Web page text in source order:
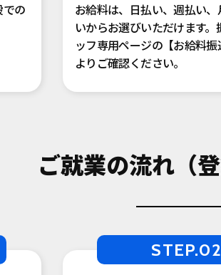
の
お給料は、日払い、週払い
いからお選びいただけます。
ッフ専用ページの【お給料振
よりご確認ください。
ご就業の流れ（登
STEP.02